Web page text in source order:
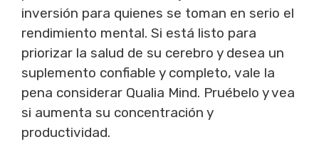
inversión para quienes se toman en serio el
rendimiento mental. Si está listo para
priorizar la salud de su cerebro y desea un
suplemento confiable y completo, vale la
pena considerar Qualia Mind. Pruébelo y vea
si aumenta su concentración y
productividad.